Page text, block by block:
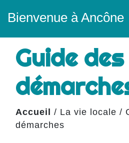
Bienvenue à Ancône
Guide des
Accueil / La vie locale /
démarches